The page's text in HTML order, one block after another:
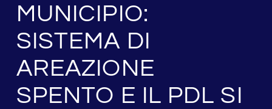
MUNICIPIO:
SISTEMA DI
AREAZIONE
SPENTO E IL PDL SI